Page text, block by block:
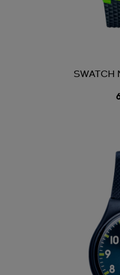
SWATCH